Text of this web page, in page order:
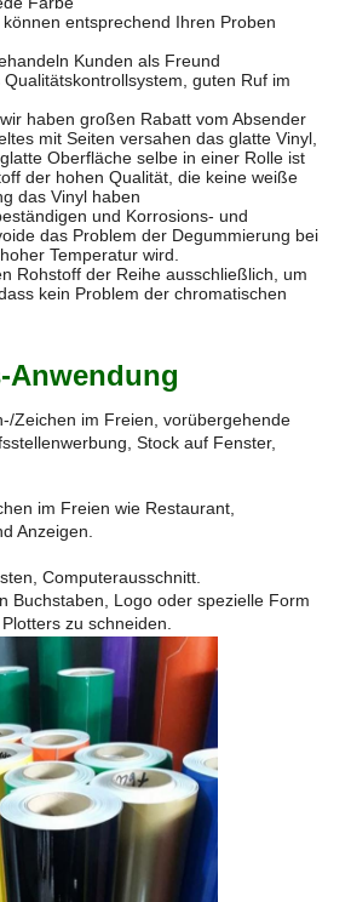
entsprechend Ihren Proben
Kunden als Freund
guten Ruf im
haben großen Rabatt vom Absender
mit Seiten versahen das glatte Vinyl,
Oberfläche selbe in einer Rolle ist
der hohen Qualität, die keine weiße
das Vinyl haben
und Korrosions- und
das Problem der Degummierung bei
Temperatur wird.
Rohstoff der Reihe ausschließlich, um
kein Problem der chromatischen
Zeichen im Freien, vorübergehende
Stock auf Fenster,
im Freien wie Restaurant,
Anzeigen.
Computerausschnitt.
Buchstaben, Logo oder spezielle Form
zu schneiden.